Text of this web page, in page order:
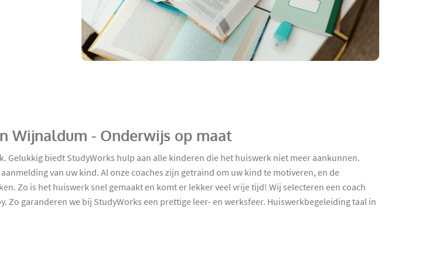
Wijnaldum - Onderwijs op maat
biedt StudyWorks hulp aan alle kinderen die het huiswerk niet meer aankunnen.
van uw kind. Al onze coaches zijn getraind om uw kind te motiveren, en de
Zo is het huiswerk snel gemaakt en komt er lekker veel vrije tijd! Wij selecteren een coach
garanderen we bij StudyWorks een prettige leer- en werksfeer. Huiswerkbegeleiding taal in